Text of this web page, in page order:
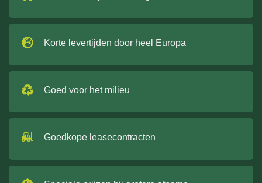
Korte levertijden door heel Europa
Goed voor het milieu
Goedkope leasecontracten